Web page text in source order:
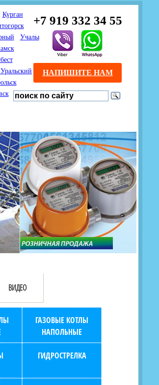
+7 919 332 34 55
Курган
Учалы
НАПИШИТЕ НАМ
Предлагаем взаимовыгодное
сотрудничество
монтажникам газового
оборудования. Если Вы
занимаетесь установкой
газового оборудования, мы
предлагаем Вам оптовые
цены и документарное
сопровождение Ваших
продаж (берем всю
бухгалтерию "на себя")
ВИДЕО
ГАЗОВЫЕ КОТЛЫ
НАПОЛЬНЫЕ
ГИДРОСТРЕЛКА